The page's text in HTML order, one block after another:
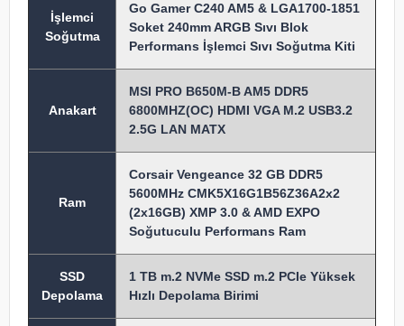
İşlemci
Soğutma
Go Gamer C240 AM5 & LGA1700-1851
Soket 240mm ARGB Sıvı Blok
Performans İşlemci Sıvı Soğutma Kiti
Anakart
MSI PRO B650M-B AM5 DDR5
6800MHZ(OC) HDMI VGA M.2 USB3.2
2.5G LAN MATX
Ram
Corsair Vengeance 32 GB DDR5
5600MHz CMK5X16G1B56Z36A2x2
(2x16GB) XMP 3.0 & AMD EXPO
Soğutuculu Performans Ram
SSD
Depolama
1 TB m.2 NVMe SSD m.2 PCIe Yüksek
Hızlı Depolama Birimi